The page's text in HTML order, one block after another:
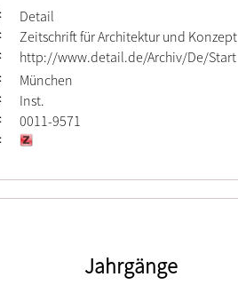
Detail
Zeitschrift für Architektur und Konzept
http://www.detail.de/Archiv/De/Start
München
Inst.
0011-9571
Jahrgänge